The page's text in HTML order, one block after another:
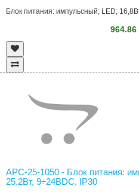
Блок питания: импульсный; LED;
964.86
APC-25-1050 - Блок питания:
25,2Вт, 9÷24ВDC, IP30